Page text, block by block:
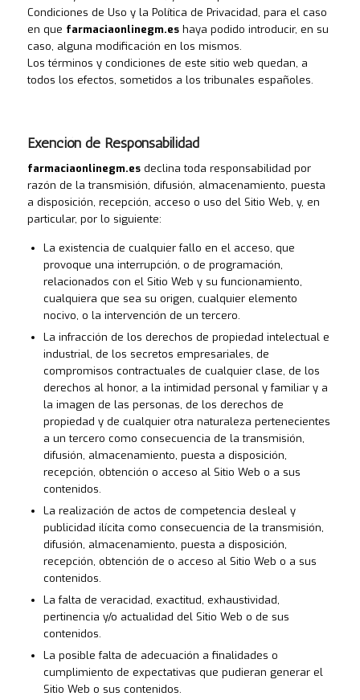
Condiciones de Uso y la Política de Privacidad, para el caso
en que farmaciaonlinegm.eshaya podido introducir, en su
caso, alguna modificación en los mismos.
Los términos y condiciones de este sitio web quedan, a
todos los efectos, sometidos a los tribunales españoles.
Exención de Responsabilidad
farmaciaonlinegm.esdeclina toda responsabilidad por
razón de la transmisión, difusión, almacenamiento, puesta
a disposición, recepción, acceso o uso del Sitio Web, y, en
particular, por lo siguiente:
La existencia de cualquier fallo en el acceso, que
provoque una interrupción, o de programación,
relacionados con el Sitio Web y su funcionamiento,
cualquiera que sea su origen, cualquier elemento
nocivo, o la intervención de un tercero.
La infracción de los derechos de propiedad intelectual e
industrial, de los secretos empresariales, de
compromisos contractuales de cualquier clase, de los
derechos al honor, a la intimidad personal y familiar y a
la imagen de las personas, de los derechos de
propiedad y de cualquier otra naturaleza pertenecientes
a un tercero como consecuencia de la transmisión,
difusión, almacenamiento, puesta a disposición,
recepción, obtención o acceso al Sitio Web o a sus
contenidos.
La realización de actos de competencia desleal y
publicidad ilícita como consecuencia de la transmisión,
difusión, almacenamiento, puesta a disposición,
recepción, obtención de o acceso al Sitio Web o a sus
contenidos.
La falta de veracidad, exactitud, exhaustividad,
pertinencia y/o actualidad del Sitio Web o de sus
contenidos.
La posible falta de adecuación a finalidades o
cumplimiento de expectativas que pudieran generar el
Sitio Web o sus contenidos.